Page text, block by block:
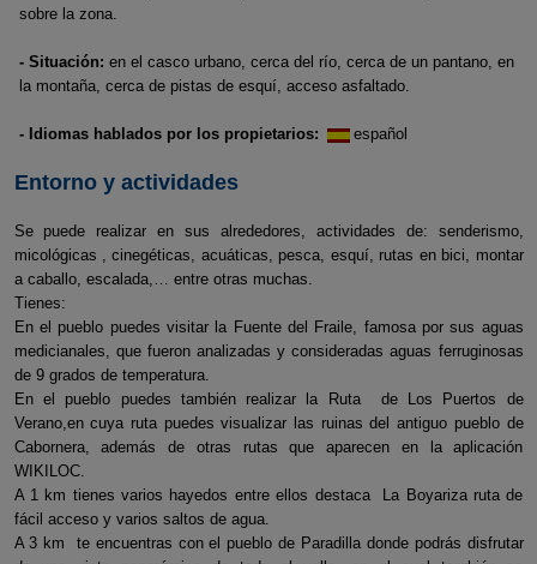
sobre la zona.
- Situación: en el casco urbano, cerca del río, cerca de un pantano, en
la montaña, cerca de pistas de esquí, acceso asfaltado.
- Idiomas hablados por los propietarios: español
Entorno y actividades
Se puede realizar en sus alrededores, actividades de: senderismo,
micológicas , cinegéticas, acuáticas, pesca, esquí, rutas en bici, montar
a caballo, escalada,… entre otras muchas.
Tienes:
En el pueblo puedes visitar la Fuente del Fraile, famosa por sus aguas
medicianales, que fueron analizadas y consideradas aguas ferruginosas
de 9 grados de temperatura.
En el pueblo puedes también realizar la Ruta de Los Puertos de
Verano,en cuya ruta puedes visualizar las ruinas del antiguo pueblo de
Cabornera, además de otras rutas que aparecen en la aplicación
WIKILOC.
A 1 km tienes varios hayedos entre ellos destaca La Boyariza ruta de
fácil acceso y varios saltos de agua.
A 3 km te encuentras con el pueblo de Paradilla donde podrás disfrutar